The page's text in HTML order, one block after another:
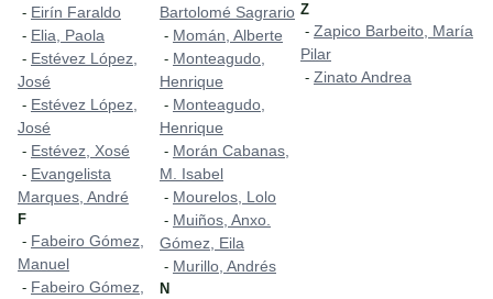
- Eirín Faraldo
- Elia, Paola
- Estévez López,
José
- Estévez López,
José
- Estévez, Xosé
- Evangelista
Marques, André
F
- Fabeiro Gómez,
Manuel
- Fabeiro Gómez,
Bartolomé Sagrario
- Momán, Alberte
- Monteagudo,
Henrique
- Monteagudo,
Henrique
- Morán Cabanas,
M. Isabel
- Mourelos, Lolo
- Muiños, Anxo.
Gómez, Eila
- Murillo, Andrés
N
Z
- Zapico Barbeito, María
Pilar
- Zinato Andrea